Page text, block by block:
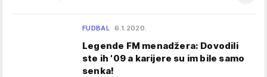
FUDBAL 6.1.2020.
Legende FM menadžera: Dovodili
ste ih '09 a karijere su im bile samo
senka!